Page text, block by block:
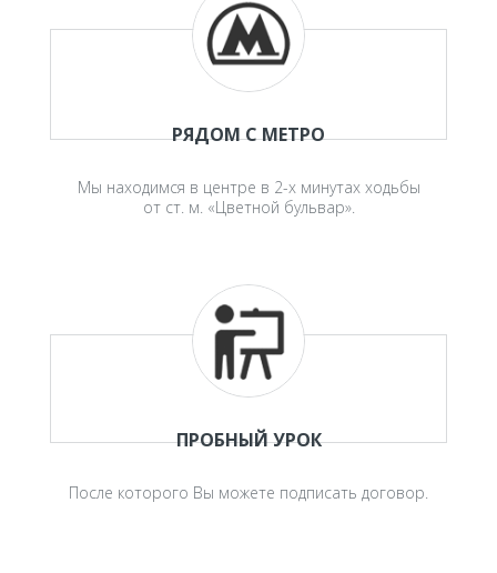
РЯДОМ С МЕТРО
Мы находимся в центре в 2-х минутах ходьбы
от ст. м. «Цветной бульвар».
ПРОБНЫЙ УРОК
После которого Вы можете подписать договор.